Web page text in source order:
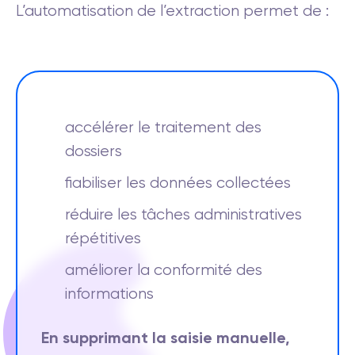
L’automatisation de l’extraction permet de :
accélérer le traitement des
dossiers
fiabiliser les données collectées
réduire les tâches administratives
répétitives
améliorer la conformité des
informations
En supprimant la saisie manuelle,